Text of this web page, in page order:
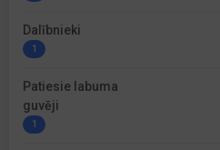
Dalībnieki
1
Patiesie labuma
guvēji
1